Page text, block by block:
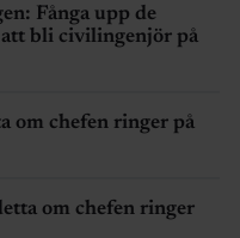
Fånga upp de
att bli civilingenjör på
om chefen ringer på
om chefen ringer